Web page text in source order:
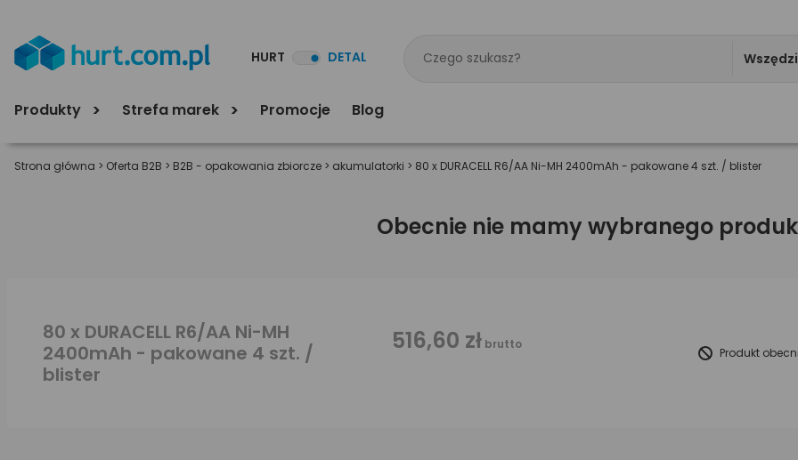
HURT DETAL
Produkty Strefa marek Promocje Blog
Strona główna > Oferta B2B > B2B - opakowania zbiorcze > akumulatorki > 80 x DURACELL R6/AA Ni-MH 2400mAh - pakowane 4 szt. / blister
Obecnie nie mamy wybranego
80 x DURACELL R6/AA Ni-MH
2400mAh - pakowane 4 szt. /
blister
516,60 zł brutto
Produkt